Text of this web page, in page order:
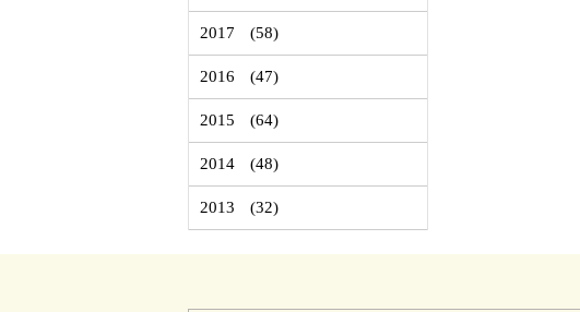
2017 (58)
2016 (47)
2015 (64)
2014 (48)
2013 (32)